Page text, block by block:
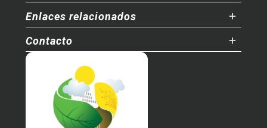
Enlaces relacionados
Contacto